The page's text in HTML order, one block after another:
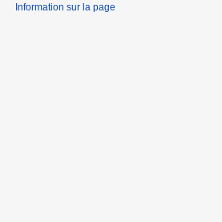
Information sur la page